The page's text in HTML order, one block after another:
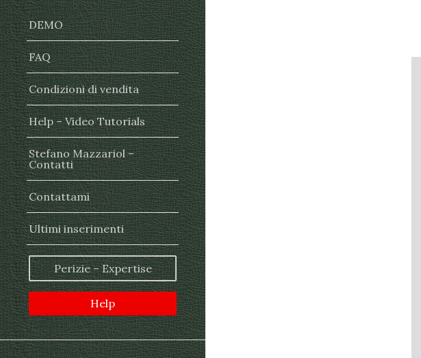
DEMO
FAQ
Condizioni di vendita
Help – Video Tutorials
Stefano Mazzariol –
Contatti
Contattami
Ultimi inserimenti
Perizie – Expertise
Help